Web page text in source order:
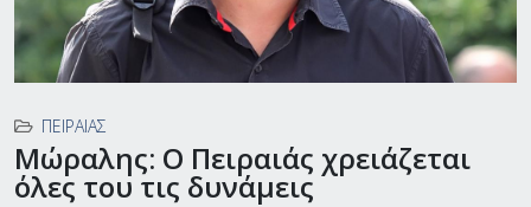
ΠΕΙΡΑΙΆΣ
Μώραλης: Ο Πειραιάς χρειάζεται
όλες του τις δυνάμεις